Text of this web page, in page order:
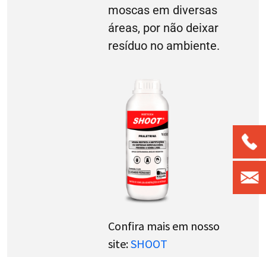
moscas em diversas
áreas, por não deixar
resíduo no ambiente.
Confira mais em nosso
site:SHOOT